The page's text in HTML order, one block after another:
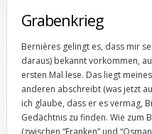
Grabenkrieg
Bernières gelingt es, dass mir
daraus) bekannt vorkommen,
ersten Mal lese. Das liegt
anderen abschreibt (was jetzt
ich glaube, dass er es vermag,
Gedächtnis zu finden. Wie zum
(zwischen “Franken” und